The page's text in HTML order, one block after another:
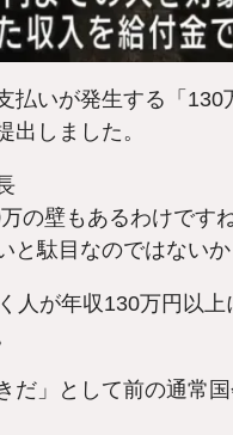
払いが発生する「
出しました。
の壁もあるわけで
駄目なのではないか
人が年収130万円以
だ」として前の通常